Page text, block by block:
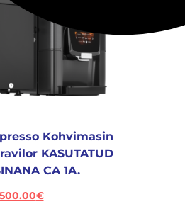
Kohvimasin
KASUTATUD
CA 1A.
€